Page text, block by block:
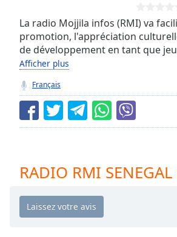
TypeLIVE
Seek to
live,
currently
behind
Remaining
Time-
Chapters
La radio Mojjila infos (RMI) va
promotion, l'appréciation
de développement en tant que
Afficher plus
Français
RADIO RMI